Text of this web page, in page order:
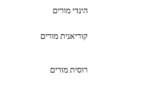
הינדי מורים
קוריאנית מורים
רוסית מורים